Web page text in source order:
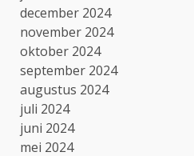
december 2024
november 2024
oktober 2024
september 2024
augustus 2024
juli 2024
juni 2024
mei 2024